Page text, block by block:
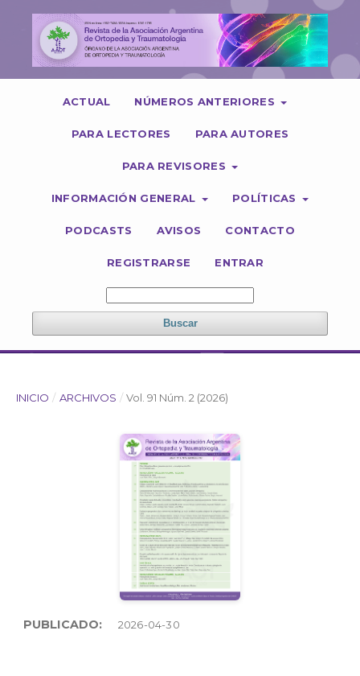
ACTUAL NÚMEROS ANTERIORES
PARA LECTORES PARA AUTORES
PARA REVISORES
INFORMACIÓN GENERAL POLÍTICAS
PODCASTS AVISOS CONTACTO
REGISTRARSE ENTRAR
Buscar
INICIO / ARCHIVOS / Vol. 91 Núm. 2 (2026)
PUBLICADO: 2026-04-30